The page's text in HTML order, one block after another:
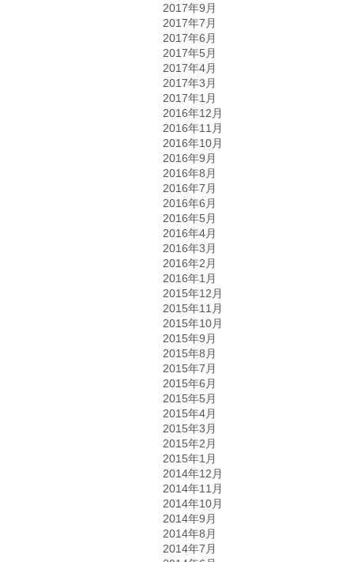
2017年9月
2017年7月
2017年6月
2017年5月
2017年4月
2017年3月
2017年1月
2016年12月
2016年11月
2016年10月
2016年9月
2016年8月
2016年7月
2016年6月
2016年5月
2016年4月
2016年3月
2016年2月
2016年1月
2015年12月
2015年11月
2015年10月
2015年9月
2015年8月
2015年7月
2015年6月
2015年5月
2015年4月
2015年3月
2015年2月
2015年1月
2014年12月
2014年11月
2014年10月
2014年9月
2014年8月
2014年7月